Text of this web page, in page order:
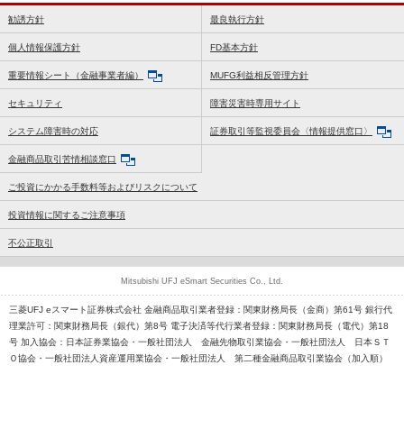
勧誘方針 最良執行方針
個人情報保護方針 FD基本方針
重要情報シート（金融事業者編） MUFG利益相反管理方針
セキュリティ 障害災害時専用サイト
システム障害時の対応 証券取引等監視委員会〈情報提供窓口〉
金融商品取引苦情相談窓口
ご投資にかかる手数料等およびリスクについて
投資情報に関するご注意事項
不公正取引
三菱UFJ eスマート証券株式会社 金融商品取引業者登録：関東財務局長（金商）第61号 銀行代
理業許可：関東財務局長（銀代）第8号 電子決済等代行業者登録：関東財務局長（電代）第18
号 加入協会：日本証券業協会・一般社団法人 金融先物取引業協会・一般社団法人 日本ＳＴ
Ｏ協会・一般社団法人資産運用業協会・一般社団法人 第二種金融商品取引業協会（加入順）
Mitsubishi UFJ eSmart Securities Co., Ltd.